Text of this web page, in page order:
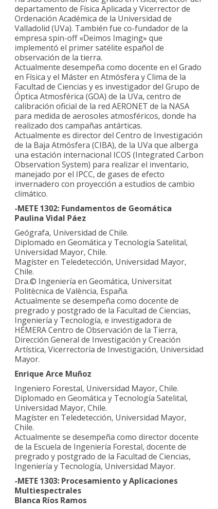
departamento de Física Aplicada y Vicerrector de
Ordenación Académica de la Universidad de
Valladolid (UVa). También fue co-fundador de la
empresa spin-off «Deimos Imaging» que
implementó el primer satélite español de
observación de la tierra.
Actualmente desempeña como docente en el Grado
en Física y el Máster en Atmósfera y Clima de la
Facultad de Ciencias y es investigador del Grupo de
Óptica Atmosférica (GOA) de la UVa, centro de
calibración oficial de la red AERONET de la NASA
para medida de aerosoles atmosféricos, donde ha
realizado dos campañas antárticas.
Actualmente es director del Centro de Investigación
de la Baja Atmósfera (CIBA), de la UVa que alberga
una estación internacional ICOS (Integrated Carbon
Observation System) para realizar el inventario,
manejado por el IPCC, de gases de efecto
invernadero con proyección a estudios de cambio
climático.
-METE 1302: Fundamentos de Geomática
Paulina Vidal Páez
Geógrafa, Universidad de Chile.
Diplomado en Geomática y Tecnología Satelital,
Universidad Mayor, Chile.
Magíster en Teledetección, Universidad Mayor,
Chile.
Dra.© Ingeniería en Geomática, Universitat
Politècnica de València, España.
Actualmente se desempeña como docente de
pregrado y postgrado de la Facultad de Ciencias,
Ingeniería y Tecnología, e investigadora de
HÉMERA Centro de Observación de la Tierra,
Dirección General de Investigación y Creación
Artística, Vicerrectoría de Investigación, Universidad
Mayor.
Enrique Arce Muñoz
Ingeniero Forestal, Universidad Mayor, Chile.
Diplomado en Geomática y Tecnología Satelital,
Universidad Mayor, Chile.
Magíster en Teledetección, Universidad Mayor,
Chile.
Actualmente se desempeña como director docente
de la Escuela de Ingeniería Forestal, docente de
pregrado y postgrado de la Facultad de Ciencias,
Ingeniería y Tecnología, Universidad Mayor.
-METE 1303: Procesamiento y Aplicaciones
Multiespectrales
Blanca Ríos Ramos